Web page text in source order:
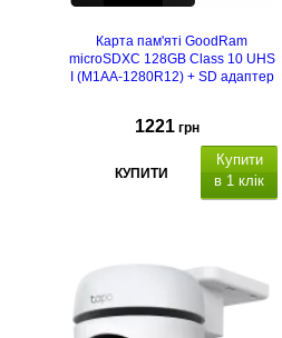
Карта пам'яті GoodRam
microSDXC 128GB Class 10 UHS
I (M1AA-1280R12) + SD адаптер
1221 грн
КУПИТИ
Купити
в 1 клік